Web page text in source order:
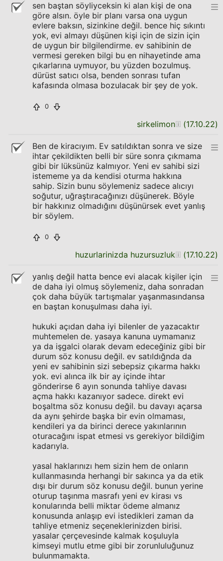
sen baştan söyliyceksin ki alan kişi de ona
göre alsın. öyle bir planı varsa ona uygun
evlere baksın, sizinkine değil. bence hiç sıkıntı
yok, evi almayı düşünen kişi için de sizin için
de uygun bir bilgilendirme. ev sahibinin de
vermesi gereken bilgi bu en nihayetinde ama
çıkarlarına uymuyor, bu yüzden bozulmuş.
dürüst satıcı olsa, benden sonrası tufan
kafasında olmasa bozulacak bir şey de yok.
0
sirkelimon (17.10.22)
Ben de kiracıyım. Ev satıldıktan sonra ve size
ihtar çekildikten belli bir süre sonra çıkmama
gibi bir lüksünüz kalmıyor. Yeni ev sahibi sizi
istememe ya da kendisi oturma hakkına
sahip. Sizin bunu söylemeniz sadece alıcıyı
soğutur, uğraştıracağınızı düşünerek. Böyle
bir hakkınız olmadığını düşünürsek evet yanlış
bir söylem.
0
huzurlarinizda huzursuzluk (17.10.22)
yanlış değil hatta bence evi alacak kişiler için
de daha iyi olmuş söylemeniz, daha sonradan
çok daha büyük tartışmalar yaşanmasındansa
en baştan konuşulması daha iyi.
hukuki açıdan daha iyi bilenler de yazacaktır
muhtemelen de. yasaya kanuna uymamanız
ya da işgalci olarak devam edeceğiniz gibi bir
durum söz konusu değil. ev satıldığnda da
yeni ev sahibinin sizi sebepsiz çıkarma hakkı
yok. evi alınca ilk bir ay içinde ihtar
gönderirse 6 ayın sonunda tahliye davası
açma hakkı kazanıyor sadece. direkt evi
boşaltma söz konusu değil. bu davayı açarsa
da aynı şehirde başka bir evin olmaması,
kendileri ya da birinci derece yakınlarının
oturacağını ispat etmesi vs gerekiyor bildiğim
kadarıyla.
yasal haklarınızı hem sizin hem de onların
kullanmasında herhangi bir sakınca ya da etik
dışı bir durum söz konusu değil. bunun yerine
oturup taşınma masrafı yeni ev kirası vs
konularında belli miktar ödeme almanız
konusunda anlaşıp evi istedikleri zaman da
tahliye etmeniz seçeneklerinizden birisi.
yasalar çerçevesinde kalmak koşuluyla
kimseyi mutlu etme gibi bir zorunluluğunuz
bulunmamakta.